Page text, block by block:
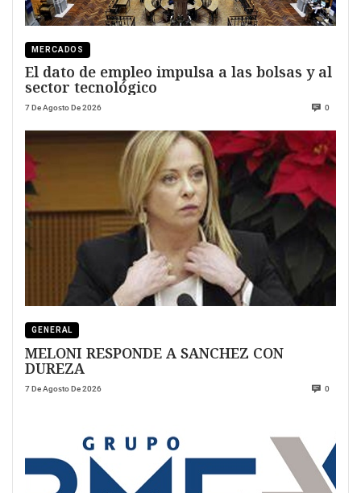
MERCADOS
El dato de empleo impulsa a las bolsas y al
sector tecnológico
7 De Agosto De 2026 0
GENERAL
MELONI RESPONDE A SANCHEZ CON
DUREZA
7 De Agosto De 2026 0